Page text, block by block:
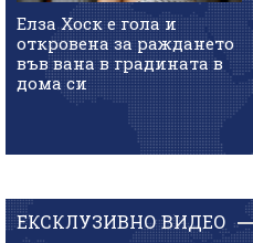
Елза Хоск е гола и
откровена за раждането
във вана в градината в
дома си
ЕКСКЛУЗИВНО ВИДЕО